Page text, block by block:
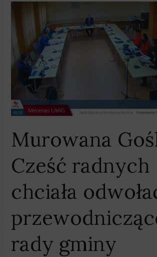
Murowana
Cześć radnych
chciała
rady gminy
Murowana
Cześć
radnych
chciała
odwołać
przewodniczącego
rady
gminy